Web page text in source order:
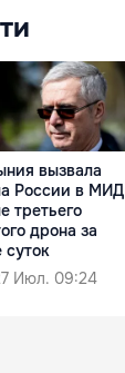
вызвала
России в МИД
третьего
дрона за
суток
Июл. 09:24